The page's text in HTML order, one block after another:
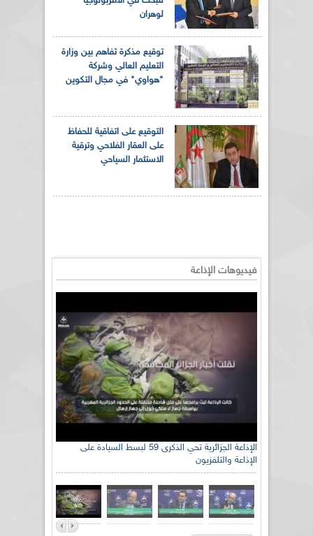
لوهران
توقيع مذكرة تفاهم بين وزارة
التعليم العالي وشركة
"هواوي" في مجال التكوين
التوقيع على اتفاقية للحفاظ
على العقار الفلاحي وترقية
الاستثمار السياحي
فيديوهات الإذاعة
الإذاعة الجزائرية تحي الذكرى 59 لبسط السيادة على
الإذاعة والتلفزيون